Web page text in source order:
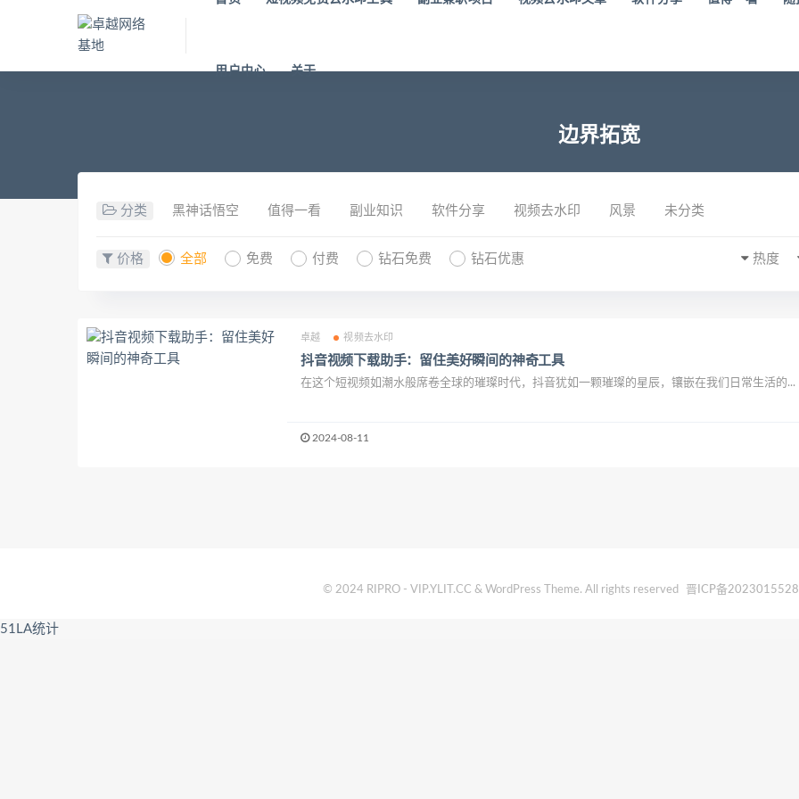
用户中心 关于
边界拓宽
分类 黑神话悟空 值得一看 副业知识 软件分享 视频去水印 风景 未分类
价格 全部 免费 付费 钻石免费 钻石优惠 热度
卓越 视频去水印
抖音视频下载助手：留住美好瞬间的神奇工具
在这个短视频如潮水般席卷全球的璀璨时代，抖音犹如一颗璀璨的星辰，镶嵌在我们日常生活的...
2024-08-11
© 2024 RIPRO - VIP.YLIT.CC & WordPress Theme. All rights reserved 晋ICP备
51LA统计